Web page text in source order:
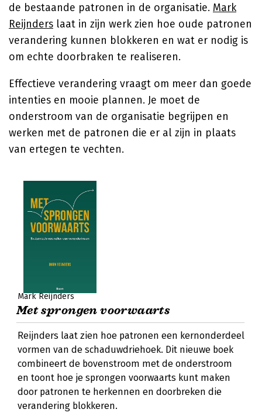
de bestaande patronen in de organisatie. Mark
Reijnders laat in zijn werk zien hoe oude patronen
verandering kunnen blokkeren en wat er nodig is
om echte doorbraken te realiseren.
Effectieve verandering vraagt om meer dan goede
intenties en mooie plannen. Je moet de
onderstroom van de organisatie begrijpen en
werken met de patronen die er al zijn in plaats
van ertegen te vechten.
Mark Reijnders
Met sprongen voorwaarts
Reijnders laat zien hoe patronen een kernonderdeel
vormen van de schaduwdriehoek. Dit nieuwe boek
combineert de bovenstroom met de onderstroom
en toont hoe je sprongen voorwaarts kunt maken
door patronen te herkennen en doorbreken die
verandering blokkeren.